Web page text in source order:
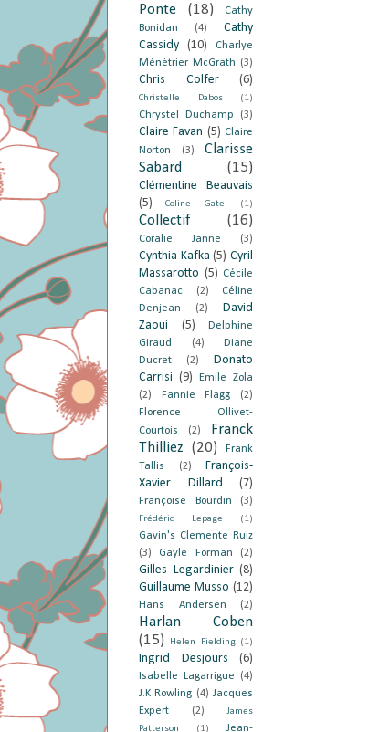
Ponte
(18)
Cathy
Bonidan
(4)
Cathy
Cassidy (10)
Charlye
Ménétrier McGrath (3)
Chris Colfer (6)
Christelle Dabos (1)
Chrystel Duchamp (3)
Claire Favan (5) Claire
Norton
(3)
Clarisse
Sabard
(15)
Clémentine Beauvais
(5)
Coline Gatel (1)
Collectif (16)
Coralie Janne (3)
Cynthia Kafka (5) Cyril
Massarotto (5) Cécile
Cabanac
(2)
Céline
Denjean
(2)
David
Zaoui
(5)
Delphine
Giraud
(4)
Diane
Ducret
(2)
Donato
Carrisi (9)
Emile Zola
(2)
Fannie Flagg
(2)
Florence Ollivet-
Courtois
(2)
Franck
Thilliez (20)
Frank
Tallis
(2)
François-
Xavier Dillard
(7)
Françoise Bourdin (3)
Frédéric Lepage (1)
Gavin's Clemente Ruiz
(3)
Gayle Forman (2)
Gilles Legardinier (8)
Guillaume Musso (12)
Hans Andersen (2)
Harlan Coben
(15)
Helen Fielding (1)
Ingrid Desjours (6)
Isabelle Lagarrigue
(4)
J.K Rowling (4) Jacques
Expert
(2)
James
Patterson
(1) Jean-